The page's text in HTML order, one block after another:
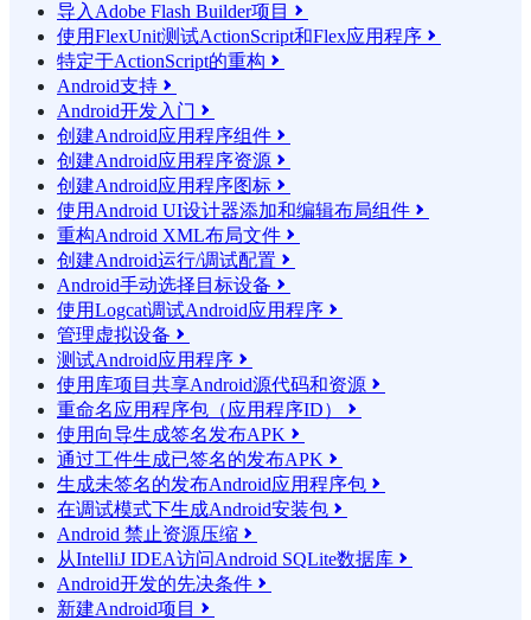
导入Adobe Flash Builder项目 
使用FlexUnit测试ActionScript和Flex应用程序 
特定于ActionScript的重构 
Android支持 
Android开发入门 
创建Android应用程序组件 
创建Android应用程序资源 
创建Android应用程序图标 
使用Android UI设计器添加和编辑布局组件 
重构Android XML布局文件 
创建Android运行/调试配置 
Android手动选择目标设备 
使用Logcat调试Android应用程序 
管理虚拟设备 
测试Android应用程序 
使用库项目共享Android源代码和资源 
重命名应用程序包（应用程序ID） 
使用向导生成签名发布APK 
通过工件生成已签名的发布APK 
生成未签名的发布Android应用程序包 
在调试模式下生成Android安装包 
Android 禁止资源压缩 
从IntelliJ IDEA访问Android SQLite数据库 
Android开发的先决条件 
新建Android项目 